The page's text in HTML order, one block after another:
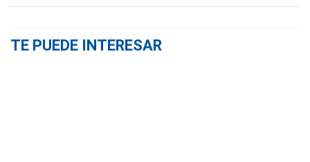
TE PUEDE INTERESAR